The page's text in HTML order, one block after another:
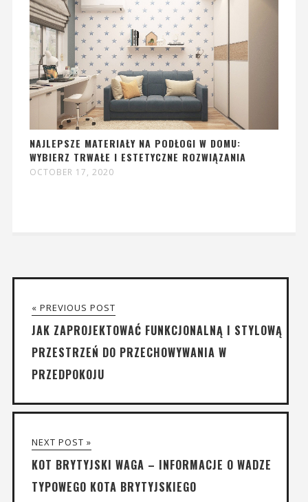
NAJLEPSZE MATERIAŁY NA PODŁOGI W DOMU:
WYBIERZ TRWAŁE I ESTETYCZNE ROZWIĄZANIA
OCTOBER 17, 2020
« PREVIOUS POST
JAK ZAPROJEKTOWAĆ FUNKCJONALNĄ I STYLOWĄ
PRZESTRZEŃ DO PRZECHOWYWANIA W
PRZEDPOKOJU
NEXT POST »
KOT BRYTYJSKI WAGA – INFORMACJE O WADZE
TYPOWEGO KOTA BRYTYJSKIEGO